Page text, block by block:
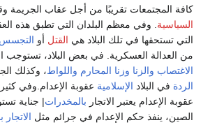
كافة المجتمعات تقريبًا من أجل عقاب الجريمة
السياسية . وفي معظم البلدان التي تطبق هذه
التي تستحقها في تلك البلاد هي القتل أو التجسس
من العدالة العسكرية. في بعض البلاد، تستوجب
الاغتصاب والزنا وزنا المحارم واللواط، وكذلك
الردة في البلاد الإسلامية عقوبة الإعدام.وفي
عقوبة الإعدام يعتبر الاتجار بالمخدرات| جناية
الصين، ينفذ حكم الإعدام في جرائم مثل الاتجار